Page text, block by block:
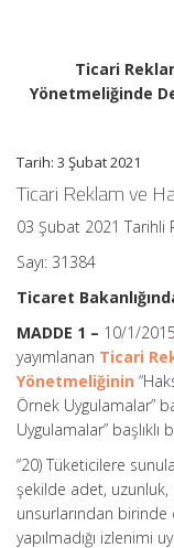
Ticari
Yönetmeliğinde
Tarih: 3 Şubat 2021
Ticari Reklam ve
03 Şubat 2021 Tarihli
Sayı: 31384
Ticaret
MADDE 1 – 10/1/
yayımlanan Ticari
Yönetmeliğinin
Örnek Uygulamalar”
Uygulamalar”
“20) Tüketicilere
şekilde adet, uzunluk,
unsurlarından birinde
yapılmadığı izlenimi